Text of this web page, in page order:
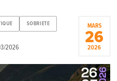
SOBRIETE
2026
MARS
26
2026